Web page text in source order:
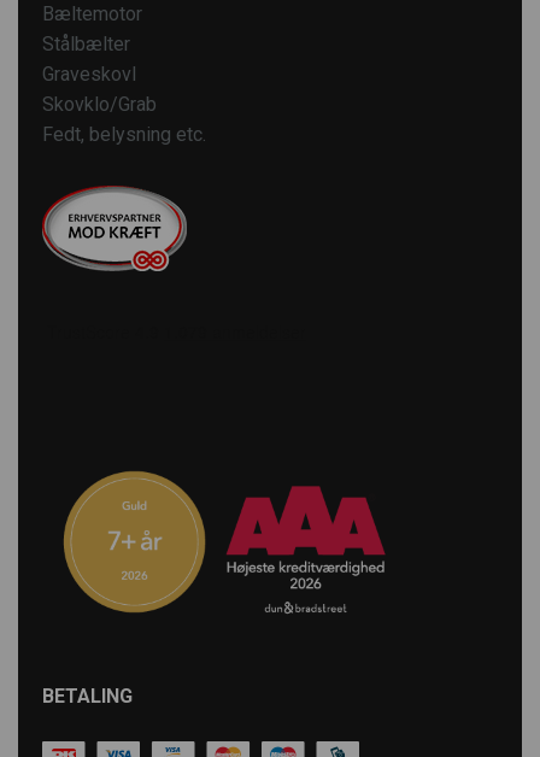
Bæltemotor
Stålbælter
Graveskovl
Skovklo/Grab
Fedt, belysning etc.
BETALING